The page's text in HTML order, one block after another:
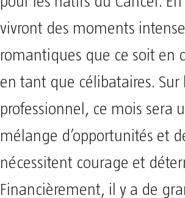
vivront des moments
romantiques que ce soit en
en tant que célibataires. Sur
professionnel, ce mois sera
mélange d’opportunités et
nécessitent courage et
Financièrement, il y a de